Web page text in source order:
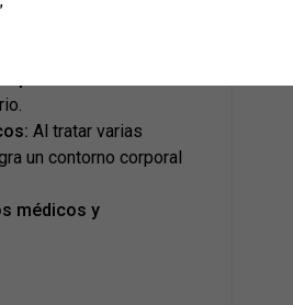
Al tratar varias
un contorno corporal
médicos y